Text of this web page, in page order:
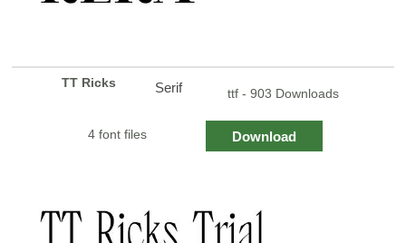
TT Ricks Serif ttf - 903 Downloads
4 font files Download